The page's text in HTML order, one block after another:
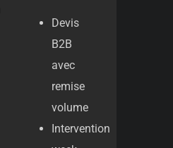
Devis
B2B
avec
remise
volume
Intervention